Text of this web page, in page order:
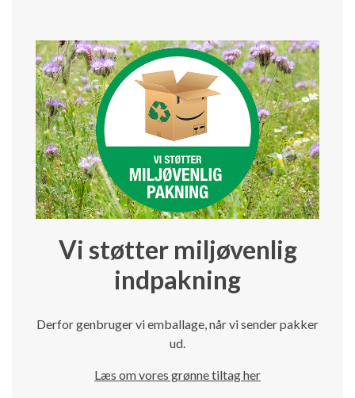
Vi støtter miljøvenlig
indpakning
Derfor genbruger vi emballage, når vi sender pakker
ud.
Læs om vores grønne tiltag her